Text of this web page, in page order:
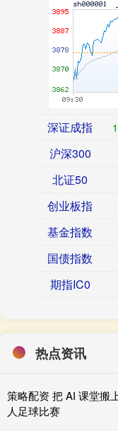
深证成指
沪深300
北证50
创业板指
基金指数
国债指数
期指IC0
热点资讯
策略配资 把 AI 课堂搬
人足球比赛